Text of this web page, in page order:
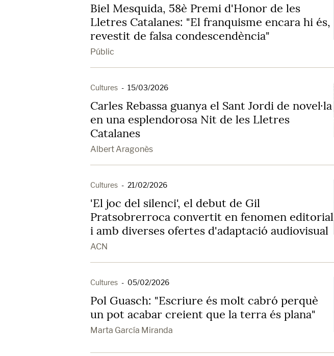
Biel Mesquida, 58è Premi d'Honor de les
Lletres Catalanes: "El franquisme encara hi és,
revestit de falsa condescendència"
Públic
Cultures - 15/03/2026
Carles Rebassa guanya el Sant Jordi de novel·la
en una esplendorosa Nit de les Lletres
Catalanes
Albert Aragonès
Cultures - 21/02/2026
'El joc del silenci', el debut de Gil
Pratsobrerroca convertit en fenomen editorial
i amb diverses ofertes d'adaptació audiovisual
ACN
Cultures - 05/02/2026
Pol Guasch: "Escriure és molt cabró perquè
un pot acabar creient que la terra és plana"
Marta García Miranda